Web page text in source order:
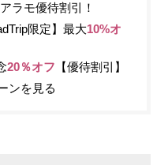
アラモ優待割引！
限定】最大10%オ
20％オフ 【優待割引】
ンを見る